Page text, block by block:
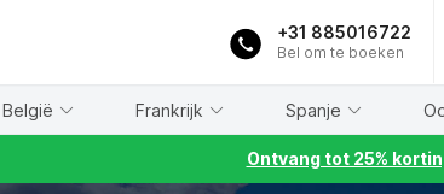
+31 885016722
Bel om te boeken
België Frankrijk Spanje
Ontvang tot 25%